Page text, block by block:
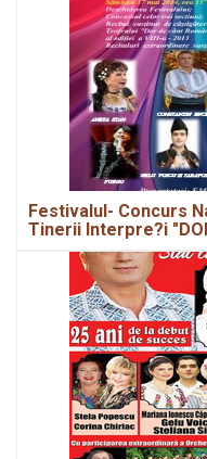
Festivalul- Concurs
Tinerii Interpre?i